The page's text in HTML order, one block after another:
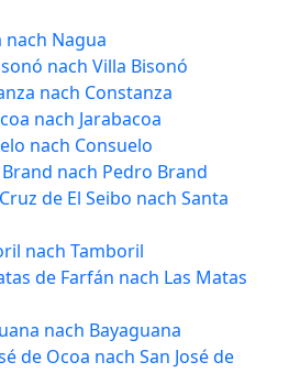
Nagua
nach Villa Bisonó
nach Constanza
nach Jarabacoa
nach Consuelo
nach Pedro Brand
de El Seibo nach Santa
nach Tamboril
de Farfán nach Las Matas
nach Bayaguana
de Ocoa nach San José de